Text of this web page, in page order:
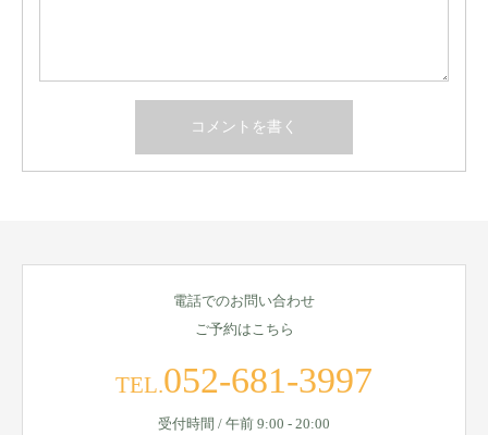
電話でのお問い合わせ
ご予約はこちら
TEL.052-681-3997
受付時間 / 午前 9:00 - 20:00